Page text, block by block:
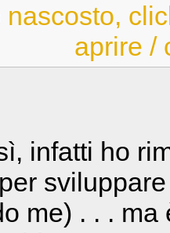
nascosto,
aprire /
infatti ho
me) . . .